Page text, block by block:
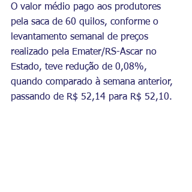
O valor médio pago aos produtores
pela saca de 60 quilos, conforme o
levantamento semanal de preços
realizado pela Emater/RS-Ascar no
Estado, teve redução de 0,08%,
quando comparado à semana anterior,
passando de R$ 52,14 para R$ 52,10.